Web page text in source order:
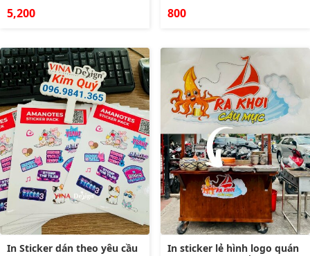
5,200 800
In Sticker dán theo yêu cầu
In sticker lẻ hình logo quán